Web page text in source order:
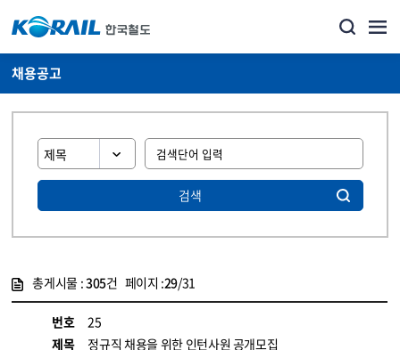
채용공고
검색
총게시물 :305건 페이지 :29/31
번호
25
제목
정규직 채용을 위한 인턴사원 공개모집